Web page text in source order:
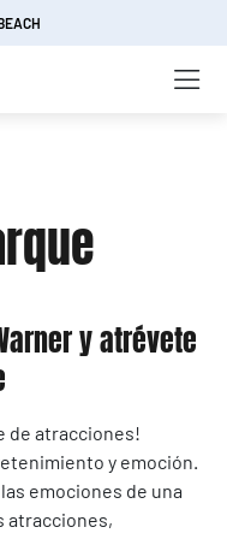
y atrévete
de atracciones!
y emoción.
emociones de una
atracciones,